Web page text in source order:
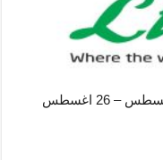
عروض لولو قطر اليوم اهلا بالصيف 4 اغسطس – 26 اغسطس